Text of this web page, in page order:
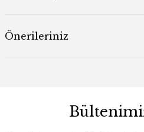
Önerileriniz